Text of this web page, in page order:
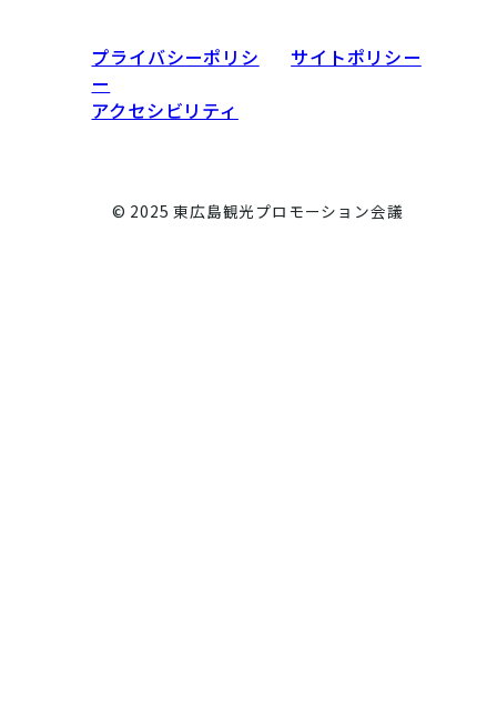
プライバシーポリシ
ー
サイトポリシー
アクセシビリティ
© 2025 東広島観光プロモーション会議